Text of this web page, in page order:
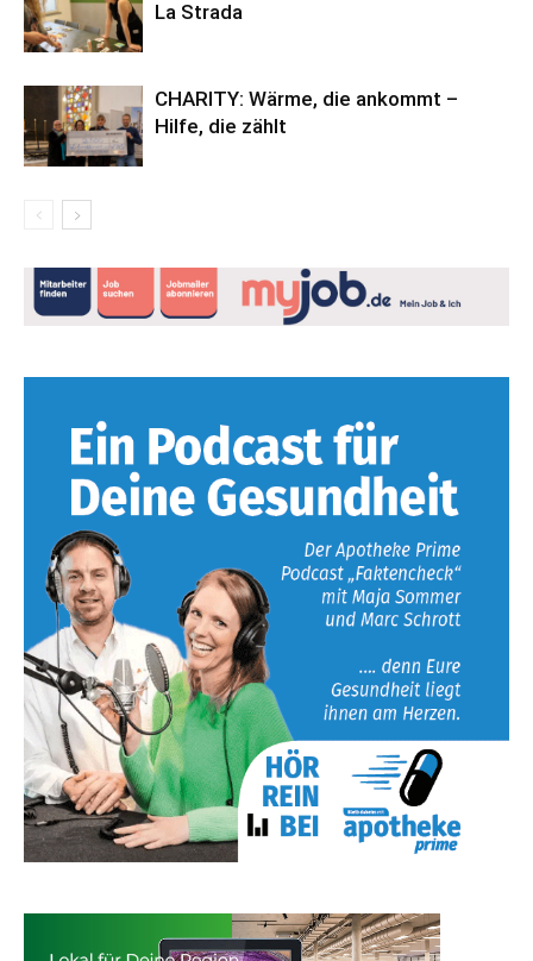
La Strada
CHARITY: Wärme, die ankommt –
Hilfe, die zählt